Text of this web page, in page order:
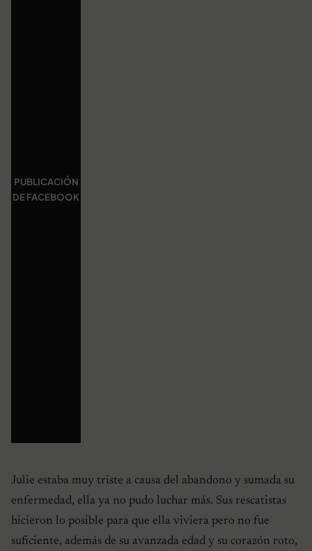
PUBLICACIÓN
DE FACEBOOK
Julie estaba muy triste a causa del abandono y sumada su
enfermedad, ella ya no pudo luchar más. Sus rescatistas
hicieron lo posible para que ella viviera pero no fue
suficiente, además de su avanzada edad y su corazón roto,